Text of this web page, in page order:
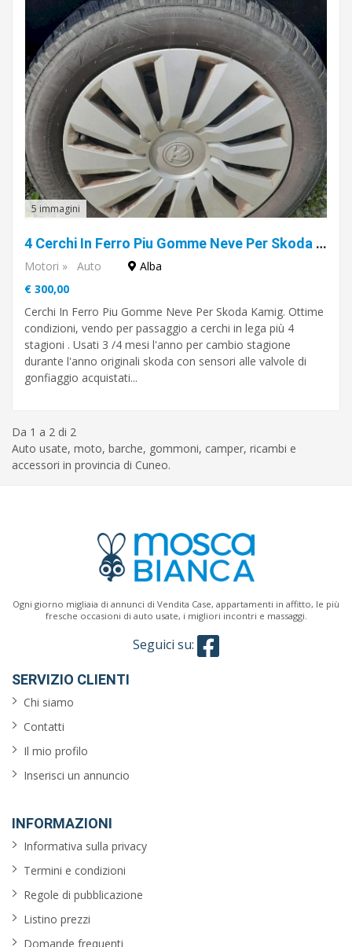
Posti
Optional
aria
condizionata
servosterzo
blocco
elettrico
air
bag
alzacristalli
Cerca
5 immagini
4 Cerchi In Ferro Piu Gomme Neve Per Skoda Kamig.
Motori » Auto
Alba
€ 300,00
Cerchi In Ferro Piu Gomme Neve Per Skoda Kamig. Ottime
condizioni, vendo per passaggio a cerchi in lega più 4
stagioni . Usati 3 /4 mesi l'anno per cambio stagione
durante l'anno originali skoda con sensori alle valvole di
gonfiaggio acquistati...
Da 1 a 2 di 2
Auto usate, moto, barche, gommoni, camper, ricambi e
accessori in provincia di Cuneo.
Ogni giorno migliaia di annunci di Vendita Case, appartamenti in affitto, le più
fresche occasioni di auto usate, i migliori incontri e massaggi.
Seguici su:
SERVIZIO CLIENTI
Chi siamo
Contatti
Il mio profilo
Inserisci un annuncio
INFORMAZIONI
Informativa sulla privacy
Termini e condizioni
Regole di pubblicazione
Listino prezzi
Domande frequenti